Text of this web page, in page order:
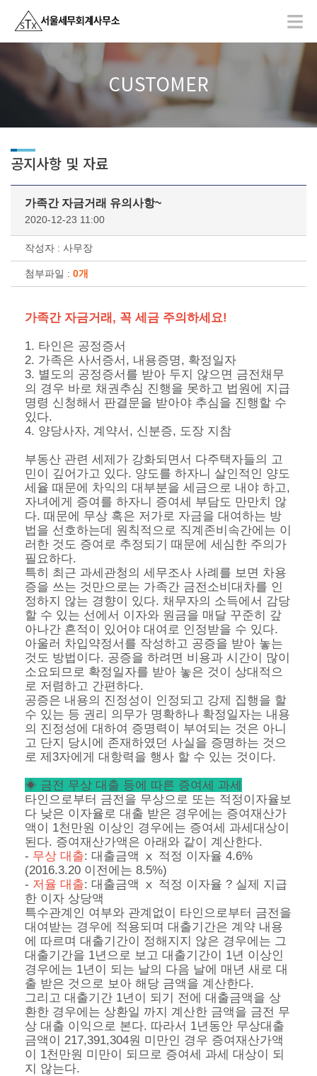
CUSTOMER
공지사항 및 자료
가족간 자금거래 유의사항~
2020-12-23 11:00
작성자 : 사무장
첨부파일 : 0개
가족간 자금거래, 꼭 세금 주의하세요!
1. 타인은 공정증서
2. 가족은 사서증서, 내용증명, 확정일자
3. 별도의 공정증서를 받아 두지 않으면 금전채무
의 경우 바로 채권추심 진행을 못하고 법원에 지급
명령 신청해서 판결문을 받아야 추심을 진행할 수
있다.
4. 양당사자, 계약서, 신분증, 도장 지참
부동산 관련 세제가 강화되면서 다주택자들의 고
민이 깊어가고 있다. 양도를 하자니 살인적인 양도
세율 때문에 차익의 대부분을 세금으로 내야 하고,
자녀에게 증여를 하자니 증여세 부담도 만만치 않
다. 때문에 무상 혹은 저가로 자금을 대여하는 방
법을 선호하는데 원칙적으로 직계존비속간에는 이
러한 것도 증여로 추정되기 때문에 세심한 주의가
필요하다.
특히 최근 과세관청의 세무조사 사례를 보면 차용
증을 쓰는 것만으로는 가족간 금전소비대차를 인
정하지 않는 경향이 있다. 채무자의 소득에서 감당
할 수 있는 선에서 이자와 원금을 매달 꾸준히 갚
아나간 흔적이 있어야 대여로 인정받을 수 있다.
아울러 차입약정서를 작성하고 공증을 받아 놓는
것도 방법이다. 공증을 하려면 비용과 시간이 많이
소요되므로 확정일자를 받아 놓은 것이 상대적으
로 저렴하고 간편하다.
공증은 내용의 진정성이 인정되고 강제 집행을 할
수 있는 등 권리 의무가 명확하나 확정일자는 내용
의 진정성에 대하여 증명력이 부여되는 것은 아니
고 단지 당시에 존재하였던 사실을 증명하는 것으
로 제3자에게 대항력을 행사 할 수 있는 것이다.
◈ 금전 무상 대출 등에 따른 증여세 과세
타인으로부터 금전을 무상으로 또는 적정이자율보
다 낮은 이자율로 대출 받은 경우에는 증여재산가
액이 1천만원 이상인 경우에는 증여세 과세대상이
된다. 증여재산가액은 아래와 같이 계산한다.
- 무상 대출: 대출금액 ⅹ 적정 이자율 4.6%
(2016.3.20 이전에는 8.5%)
- 저율 대출: 대출금액 ⅹ 적정 이자율 ? 실제 지급
한 이자 상당액
특수관계인 여부와 관계없이 타인으로부터 금전을
대여받는 경우에 적용되며 대출기간은 계약 내용
에 따르며 대출기간이 정해지지 않은 경우에는 그
대출기간을 1년으로 보고 대출기간이 1년 이상인
경우에는 1년이 되는 날의 다음 날에 매년 새로 대
출 받은 것으로 보아 해당 금액을 계산한다.
그리고 대출기간 1년이 되기 전에 대출금액을 상
환한 경우에는 상환일 까지 계산한 금액을 금전 무
상 대출 이익으로 본다. 따라서 1년동안 무상대출
금액이 217,391,304원 미만인 경우 증여재산가액
이 1천만원 미만이 되므로 증여세 과세 대상이 되
지 않는다.